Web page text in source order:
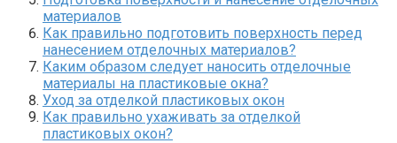
материалов
Как правильно подготовить поверхность перед
нанесением отделочных материалов?​
Каким образом следует наносить отделочные
материалы на пластиковые окна?​
Уход за отделкой пластиковых окон
Как правильно ухаживать за отделкой
пластиковых окон?​